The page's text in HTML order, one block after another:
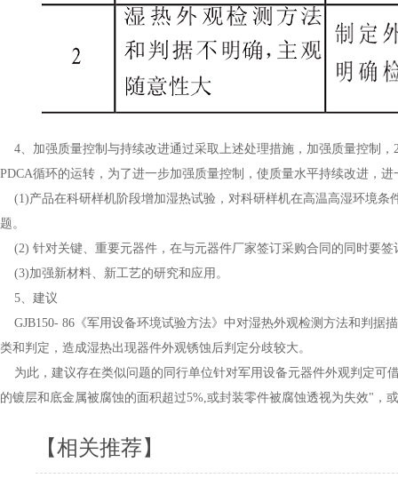
4、加强质量控制与持续改进通过采取上述处理措施，加强质量控制
PDCA循环的运转，为了进一步加强质量控制，使质量水平持续改进，
(1)产品在科研样机阶段增加湿热试验，对科研样机在高温高湿环境条
题。
(2) 针对关键、重要元器件，在与元器件厂家签订采购合同的同时要
(3)加强新材料、新工艺的研究和应用。
5、建议
GJB150- 86《军用设备环境试验方法》中对湿热外观检测方法和判据
类和判定，造成湿热出现器件外观锈蚀后判定分歧较大。
为此，建议存在类似问题的同行单位针对军用设备元器件外观判定可
的镀层和底金属被腐蚀的面积超过5%,或封装零件被腐蚀透视为失效"，
【相关推荐】